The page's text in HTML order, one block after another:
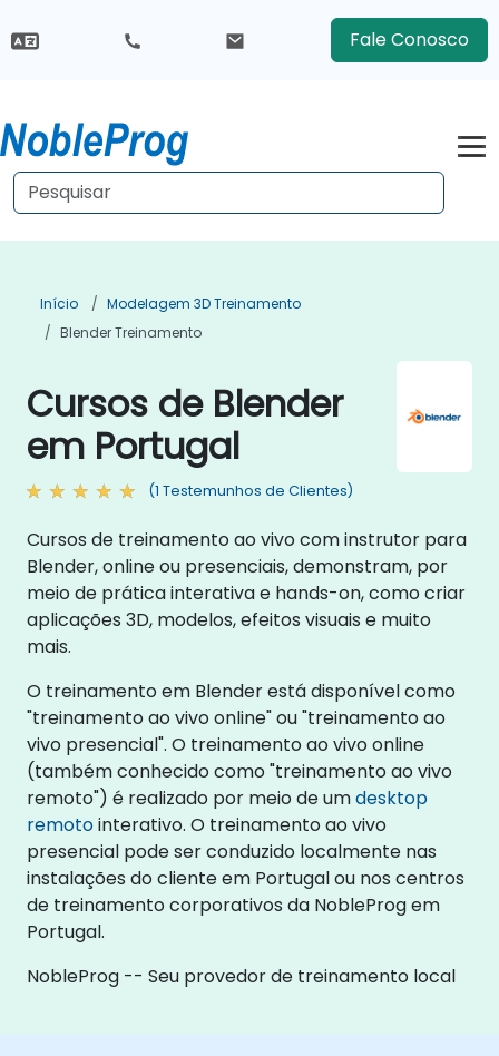
Fale Conosco
Início
Modelagem 3D Treinamento
Blender Treinamento
Cursos de Blender
em Portugal
(1 Testemunhos de Clientes)
Cursos de treinamento ao vivo com instrutor para
Blender, online ou presenciais, demonstram, por
meio de prática interativa e hands-on, como criar
aplicações 3D, modelos, efeitos visuais e muito
mais.
O treinamento em Blender está disponível como
"treinamento ao vivo online" ou "treinamento ao
vivo presencial". O treinamento ao vivo online
(também conhecido como "treinamento ao vivo
remoto") é realizado por meio de umdesktop
remotointerativo. O treinamento ao vivo
presencial pode ser conduzido localmente nas
instalações do cliente em Portugal ou nos centros
de treinamento corporativos da NobleProg em
Portugal.
NobleProg -- Seu provedor de treinamento local